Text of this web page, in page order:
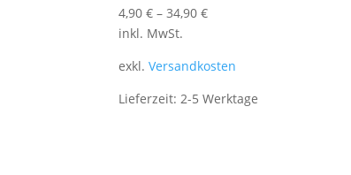
4,90€ –34,90€
inkl. MwSt.
exkl.Versandkosten
Lieferzeit:2-5 Werktage